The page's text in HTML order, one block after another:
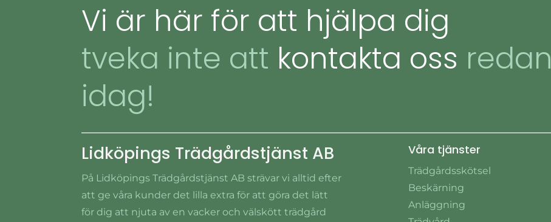
Vi är här för att hjälpa dig
tveka inte att kontakta oss redan
idag!
Lidköpings Trädgårdstjänst AB
På Lidköpings Trädgårdstjänst AB strävar vi alltid efter
att ge våra kunder det lilla extra för att göra det lätt
för dig att njuta av en vacker och välskött trädgård
Våra tjänster
Trädgårdsskötsel
Beskärning
Anläggning